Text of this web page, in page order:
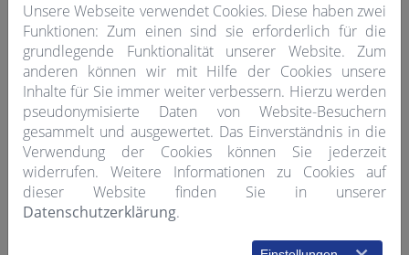
bietet jedem Elektroautofahrer die Möglichkeit
„spontan“ zu laden. Unter folgendem Link finden
Sie die Download-Möglichkeit für Android und
Apple sowie eine Anleitung zur Freischaltung der
Ladestation via App:
https://www.chargeit-mobility.com/ueber-
uns/freischaltung-ladestation/
Die Ladesäulen der REWAG stehen auch anderen
Fahrstromanbietern und deren Kunden zur
Verfügung. Aktuell sind es ca. 70 Drittanbieter, die
Unsere Webseite verwendet Cookies. Diese haben zwei
Funktionen: Zum einen sind sie erforderlich für die
grundlegende Funktionalität unserer Website. Zum
anderen können wir mit Hilfe der Cookies unsere
Inhalte für Sie immer weiter verbessern. Hierzu werden
pseudonymisierte Daten von Website-Besuchern
gesammelt und ausgewertet. Das Einverständnis in die
Verwendung der Cookies können Sie jederzeit
widerrufen. Weitere Informationen zu Cookies auf
dieser Website finden Sie in unserer
Datenschutzerklärung.